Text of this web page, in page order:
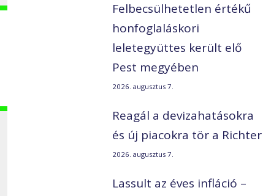
Felbecsülhetetlen értékű
honfoglaláskori
leletegyüttes került elő
Pest megyében
2026. augusztus 7.
Reagál a devizahatásokra
és új piacokra tör a Richter
2026. augusztus 7.
Lassult az éves infláció –